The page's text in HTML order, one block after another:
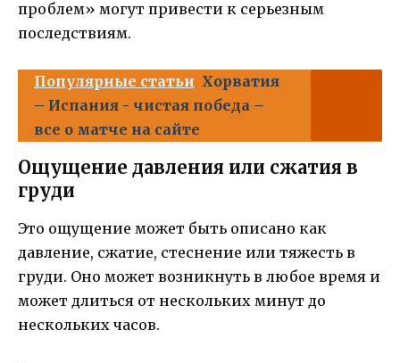
проблем» могут привести к серьезным
последствиям.
Популярные статьи Хорватия
– Испания - чистая победа –
все о матче на сайте
Ощущение давления или сжатия в
груди
Это ощущение может быть описано как
давление, сжатие, стеснение или тяжесть в
груди. Оно может возникнуть в любое время и
может длиться от нескольких минут до
нескольких часов.